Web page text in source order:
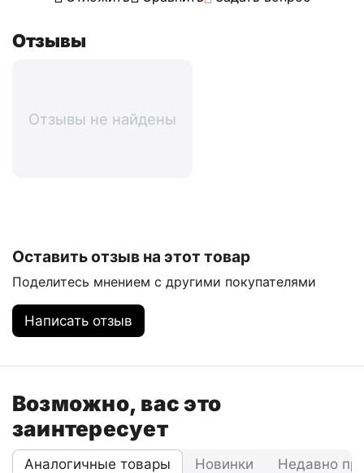
Отзывы
Отзывы не найдены
Оставить отзыв на этот товар
Поделитесь мнением с другими покупателями
Написать отзыв
Возможно, вас это
заинтересует
Аналогичные товары Новинки Недавно